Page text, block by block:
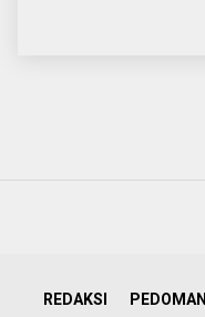
REDAKSI PEDOMAN